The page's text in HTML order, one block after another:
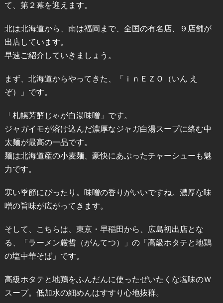
て、第２幕を迎えます。
北は北海道から、南は福岡まで、全国の有名店、９店舗が
出店しています。
早速ご紹介していきましょう。
まず、北海道からやってきた、「ｉｎＥＺＯ（いん え
ぞ）」です。
「札幌芳酵じゃが白湯味噌」です。
ジャガイモが溶け込んだ濃厚なジャガ白湯スープに絡む中
太麺が最高の一品です。
麺は北海道産の小麦麺、豪快にあぶったチャーシューも魅
力です。
寒い季節にぴったり。味噌の香りがいいですね。濃厚な味
噌の旨味が広がってきます。
そして、こちらは、東京・早稲田から、広島初出店とな
る、「ラーメン厳哲（がんてつ）」の「高級ホタテと地鶏
の塩中華そば」です。
高級ホタテと地鶏をふんだんに使ったぜいたくな塩味のＷ
スープ。低加水の細めんはすすり心地抜群。